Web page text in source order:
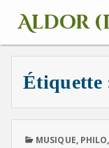
Aldor
Un
site
avec
des
des
images
et
Étiquette
PUBLISHED
MUSIQUE, PHILO,